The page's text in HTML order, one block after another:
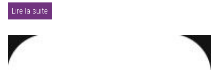
Lire la suite